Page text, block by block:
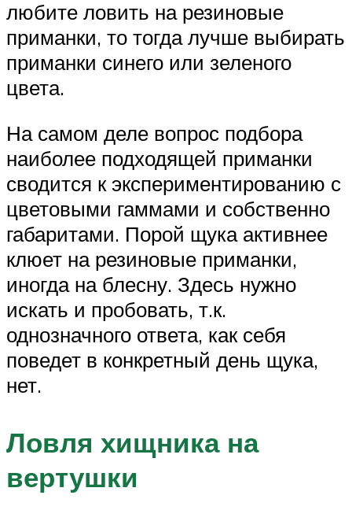
любите ловить на резиновые
приманки, то тогда лучше выбирать
приманки синего или зеленого
цвета.
На самом деле вопрос подбора
наиболее подходящей приманки
сводится к экспериментированию с
цветовыми гаммами и собственно
габаритами. Порой щука активнее
клюет на резиновые приманки,
иногда на блесну. Здесь нужно
искать и пробовать, т.к.
однозначного ответа, как себя
поведет в конкретный день щука,
нет.
Ловля хищника на
вертушки